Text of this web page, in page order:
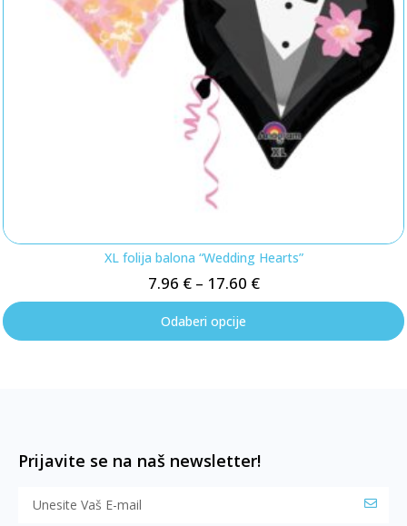
XL folija balona “Wedding Hearts”
7.96 €– 17.60 €
Odaberi opcije
Prijavite se na naš newsletter!